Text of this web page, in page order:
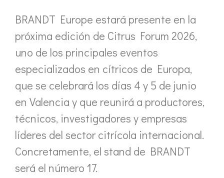
BRANDT Europe estará presente en la
próxima edición de Citrus Forum 2026,
uno de los principales eventos
especializados en cítricos de Europa,
que se celebrará los días 4 y 5 de junio
en Valencia y que reunirá a productores,
técnicos, investigadores y empresas
líderes del sector citrícola internacional.
Concretamente, el stand de BRANDT
será el número 17.